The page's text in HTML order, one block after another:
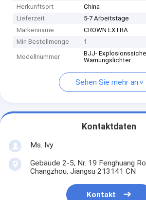
Herkunftsort
China
Lieferzeit
5-7 Arbeitstage
Markenname
CROWN EXTRA
Min Bestellmenge
1
Modellnummer
BJJ-
Warnungslichter
Sehen Sie mehr an
Kontaktdaten
Ms. Ivy
Gebäude 2-5, Nr. 19 Fenghuang
Changzhou, Jiangsu 213141 CN
Kontakt